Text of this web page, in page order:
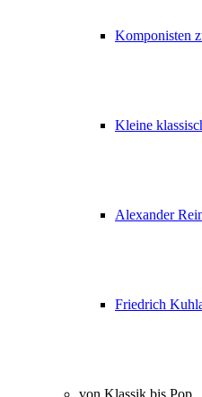
Komponisten
Kleine
Alexander
Friedrich
von Klassik bis Pop